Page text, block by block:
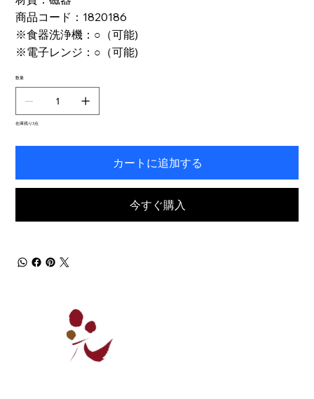
商品コード：1820186
※食器洗浄機：○（可能)
※電子レンジ：○（可能)
数量
在庫残り3点
カートに追加する
今すぐ購入